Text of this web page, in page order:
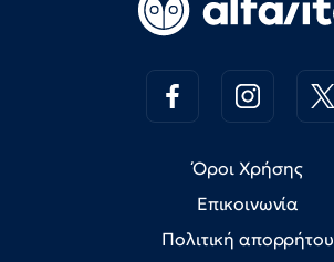
Όροι Χρήσης
Επικοινωνία
Πολιτική απορρήτου